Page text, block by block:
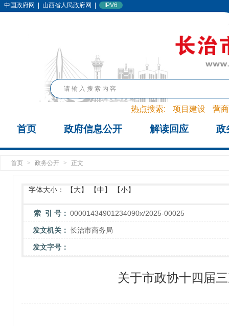
中国政府网 山西省人民政府网 IPV6
热点搜索: 项目建设 营
首页 政府信息公开 解读回应 政
首页 > 政务公开 > 正文
字体大小： 【大】 【中】 【小】
索 引 号： 00001434901234090x/2025-00025
发文机关： 长治市商务局
发文字号：
关于市政协十四届